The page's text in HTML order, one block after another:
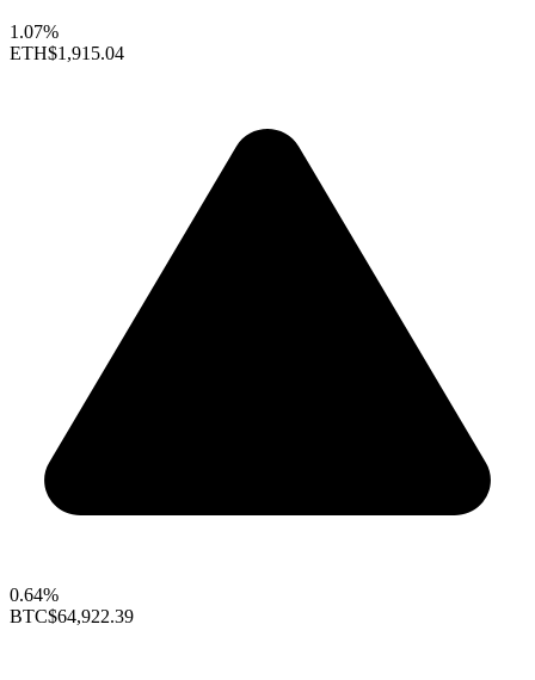
1.07%
ETH$1,915.04
0.64%
BTC$64,922.39